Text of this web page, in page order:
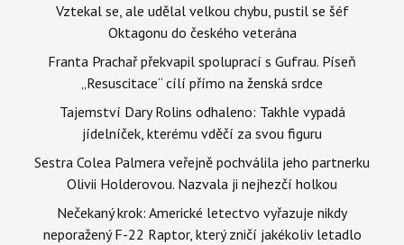
Vztekal se, ale udělal velkou chybu, pustil se šéf
Oktagonu do českého veterána
Franta Prachař překvapil spoluprací s Gufrau. Píseň
„Resuscitace“ cílí přímo na ženská srdce
Tajemství Dary Rolins odhaleno: Takhle vypadá
jídelníček, kterému vděčí za svou figuru
Sestra Colea Palmera veřejně pochválila jeho partnerku
Olivii Holderovou. Nazvala ji nejhezčí holkou
Nečekaný krok: Americké letectvo vyřazuje nikdy
neporažený F-22 Raptor, který zničí jakékoliv letadlo